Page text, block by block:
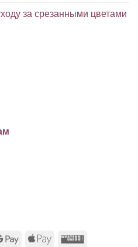
за срезанными цветами